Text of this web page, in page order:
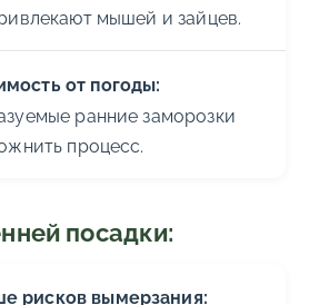
мышей и зайцев.
от погоды:
ранние заморозки
процесс.
посадки:
рисков вымерзания: